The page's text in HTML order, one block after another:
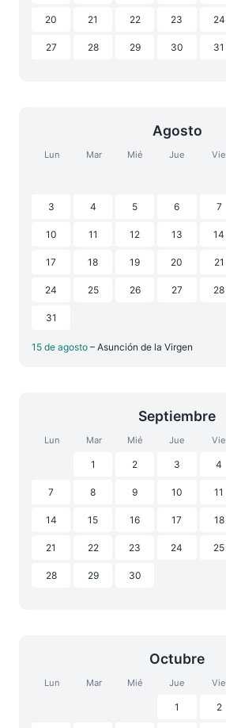
20 21 22 23 24
27 28 29 30 31
Agosto
Lun Mar Mié Jue Vie
3 4 5 6 7
10 11 12 13 14
17 18 19 20 21
24 25 26 27 28
31
15 de agosto – Asunción de la Virgen
Septiembre
Lun Mar Mié Jue Vie
1 2 3 4
7 8 9 10 11
14 15 16 17 18
21 22 23 24 25
28 29 30
Octubre
Lun Mar Mié Jue Vie
1 2